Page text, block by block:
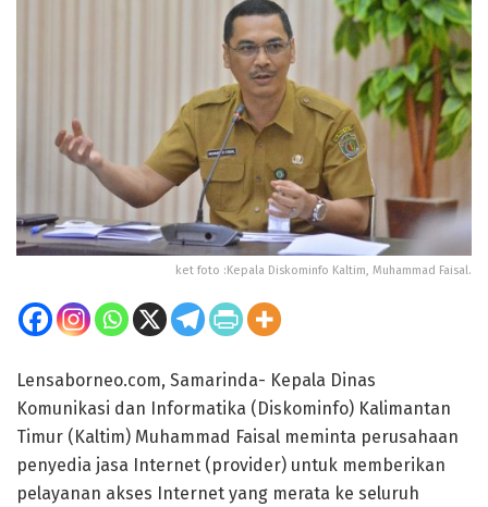
ket foto :Kepala Diskominfo Kaltim, Muhammad Faisal.
Lensaborneo.com, Samarinda- Kepala Dinas
Komunikasi dan Informatika (Diskominfo) Kalimantan
Timur (Kaltim) Muhammad Faisal meminta perusahaan
penyedia jasa Internet (provider) untuk memberikan
pelayanan akses Internet yang merata ke seluruh